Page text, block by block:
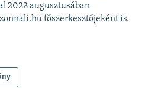
2022 augusztusában
főszerkesztőjeként is.